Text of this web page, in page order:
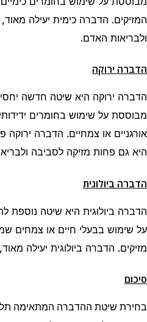
המזיקים. הדברה כימית יעילה
ולבריאות האדם.
הדברה ירוקה
הדברה ירוקה היא שיטה חדשה
מבוססת על שימוש בחומרים
אורגניים או צמחיים. הדברה
היא גם פחות מזיקה לסביבה
הדברה ביולוגית
הדברה ביולוגית היא שיטה נוספת
על שימוש בבעלי חיים או צמחים
מזיקים. הדברה ביולוגית יעילה
סיכום
בחירת שיטת ההדברה המתאימה